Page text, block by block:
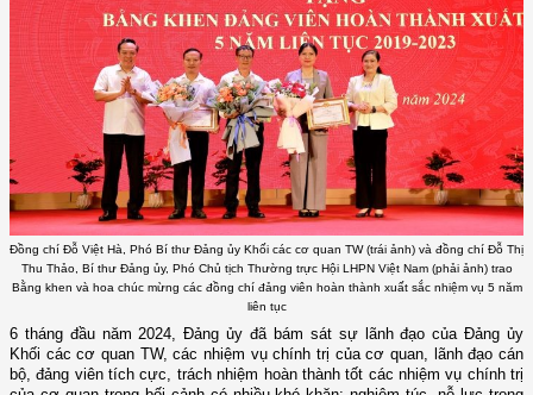
Đồng chí Đỗ Việt Hà, Phó Bí thư Đảng ủy Khối các cơ quan TW (trái ảnh) và đồng chí Đỗ Thị
Thu Thảo, Bí thư Đảng ủy, Phó Chủ tịch Thường trực Hội LHPN Việt Nam (phải ảnh) trao
Bằng khen và hoa chúc mừng các đồng chí đảng viên hoàn thành xuất sắc nhiệm vụ 5 năm
liên tục
6 tháng đầu năm 2024, Đảng ủy đã bám sát sự lãnh đạo của Đảng ủy
Khối các cơ quan TW, các nhiệm vụ chính trị của cơ quan, lãnh đạo cán
bộ, đảng viên tích cực, trách nhiệm hoàn thành tốt các nhiệm vụ chính trị